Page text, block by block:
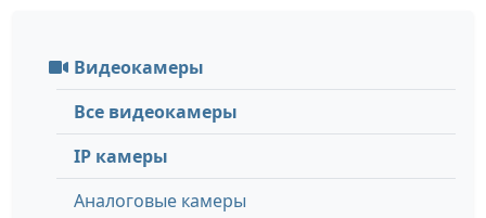
Видеокамеры
Все видеокамеры
IP камеры
Аналоговые камеры